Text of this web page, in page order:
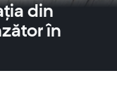
din
în